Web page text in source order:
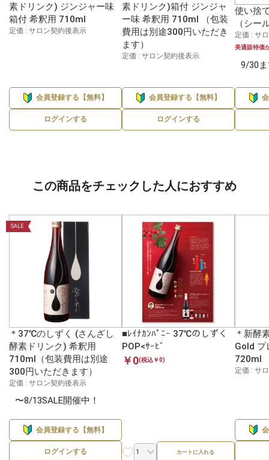
素ドリンク) ジンジャー味
箱付 希釈用 710ml
定価 : サロン契約後表示
会員登録する【無料】
ログインする
素ドリンク)箱付 ジンジャ
ー味 希釈用 710ml （包装
費用は別途300円いただき
ます）
定価 : サロン契約後表示
会員登録する【無料】
ログインする
使い捨
（シー
定価 : サ
美通販特価
9/30
この商品をチェックした人におすすめ
SALE
＊37℃のしずく (さんざし
酵素ドリンク) 希釈用
710ml（包装費用は別途
300円いただきます）
定価 : サロン契約後表示
〜8/13SALE開催中！
会員登録する【無料】
ログインする
■ﾚｲﾅｶﾝﾊﾟﾆｰ 37℃のしずく
POP<ｻｰﾋﾞ
￥0(税込￥0)
カートに入れる
＊新酵
Gold プ
720ml
定価 : サ